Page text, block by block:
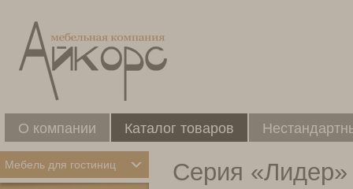
О компании Каталог товаров
Мебель для гостиниц Серия «Лидер»